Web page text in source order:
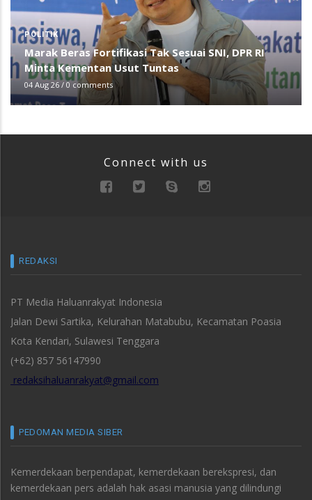
POLITIK
Marak Beras Fortifikasi Tak Sesuai SNI, DPR RI
Minta Kementan Usut Tuntas
04 Aug 26 / 0 comments
Connect with us
REDAKSI
PT Media Haluanrakyat Indonesia
Jalan Dewi Sartika, Kelurahan Matabubu, Kecamatan Poasia
Kota Kendari, Sulawesi Tenggara
(+62) 857 56147990
redaksihaluanrakyat@gmail.com
PEDOMAN MEDIA SIBER
Kemerdekaan berpendapat, kemerdekaan berekspresi, dan
kemerdekaan pers adalah hak asasi manusia yang dilindungi